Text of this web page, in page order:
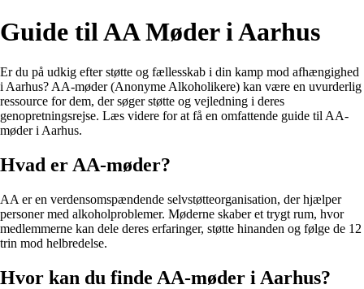
Guide til AA Møder i Aarhus
Er du på udkig efter støtte og fællesskab i din kamp mod afhængighed
i Aarhus? AA-møder (Anonyme Alkoholikere) kan være en uvurderlig
ressource for dem, der søger støtte og vejledning i deres
genopretningsrejse. Læs videre for at få en omfattende guide til AA-
møder i Aarhus.
Hvad er AA-møder?
AA er en verdensomspændende selvstøtteorganisation, der hjælper
personer med alkoholproblemer. Møderne skaber et trygt rum, hvor
medlemmerne kan dele deres erfaringer, støtte hinanden og følge de 12
trin mod helbredelse.
Hvor kan du finde AA-møder i Aarhus?